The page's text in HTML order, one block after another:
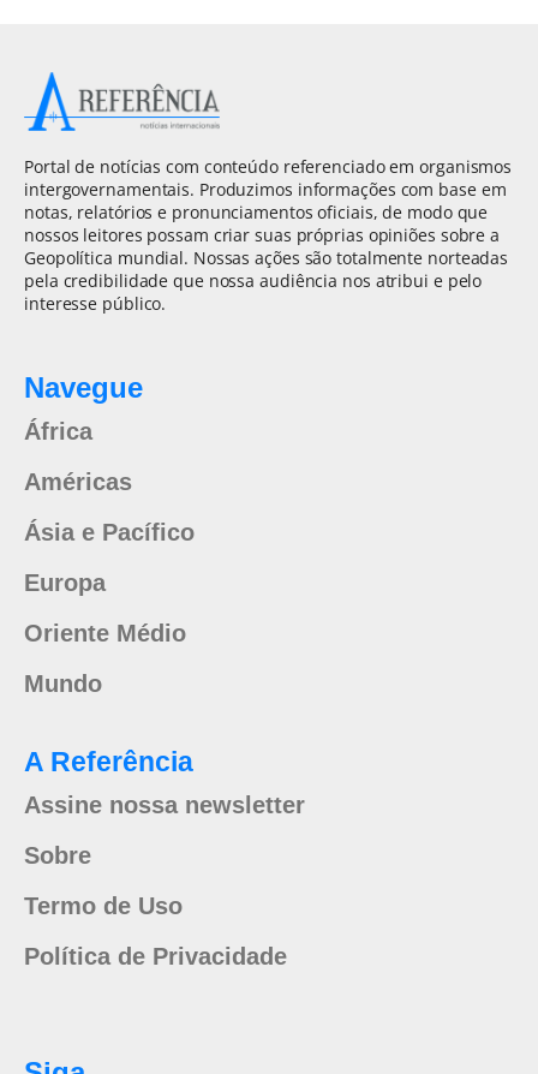
Portal de notícias com conteúdo referenciado em organismos
intergovernamentais. Produzimos informações com base em
notas, relatórios e pronunciamentos oficiais, de modo que
nossos leitores possam criar suas próprias opiniões sobre a
Geopolítica mundial. Nossas ações são totalmente norteadas
pela credibilidade que nossa audiência nos atribui e pelo
interesse público.
Navegue
África
Américas
Ásia e Pacífico
Europa
Oriente Médio
Mundo
A Referência
Assine nossa newsletter
Sobre
Termo de Uso
Política de Privacidade